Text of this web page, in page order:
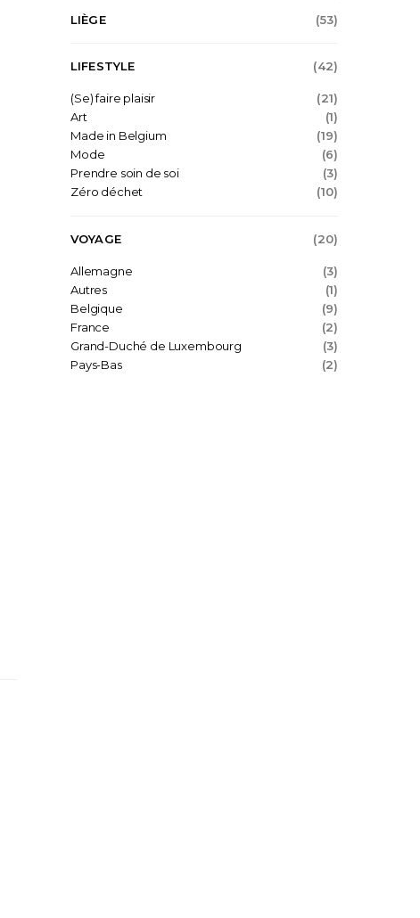
LIÈGE (53)
LIFESTYLE (42)
(Se) faire plaisir
(21)
Art
(1)
Made in Belgium
(19)
Mode
(6)
Prendre soin de soi
(3)
Zéro déchet
(10)
VOYAGE (20)
Allemagne
(3)
Autres
(1)
Belgique
(9)
France
(2)
Grand-Duché de Luxembourg
(3)
Pays-Bas
(2)